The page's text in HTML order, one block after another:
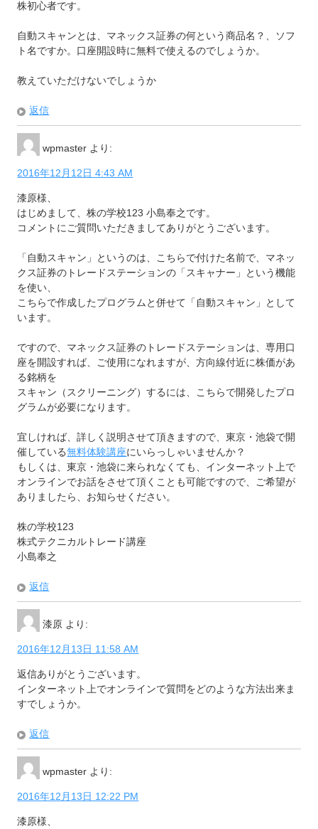
株初心者です。
自動スキャンとは、マネックス証券の何という商品名？、ソフ
ト名ですか。口座開設時に無料で使えるのでしょうか。
教えていただけないでしょうか
返信
wpmaster より:
2016年12月12日 4:43 AM
漆原様、
はじめまして、株の学校123 小島奉之です。
コメントにご質問いただきましてありがとうございます。
「自動スキャン」というのは、こちらで付けた名前で、マネッ
クス証券のトレードステーションの「スキャナー」という機能
を使い、
こちらで作成したプログラムと併せて「自動スキャン」として
います。
ですので、マネックス証券のトレードステーションは、専用口
座を開設すれば、ご使用になれますが、方向線付近に株価があ
る銘柄を
スキャン（スクリーニング）するには、こちらで開発したプロ
グラムが必要になります。
宜しければ、詳しく説明させて頂きますので、東京・池袋で開
催している無料体験講座にいらっしゃいませんか？
もしくは、東京・池袋に来られなくても、インターネット上で
オンラインでお話をさせて頂くことも可能ですので、ご希望が
ありましたら、お知らせください。
株の学校123
株式テクニカルトレード講座
小島奉之
返信
漆原 より:
2016年12月13日 11:58 AM
返信ありがとうございます。
インターネット上でオンラインで質問をどのような方法出来ま
すでしょうか。
返信
wpmaster より:
2016年12月13日 12:22 PM
漆原様、